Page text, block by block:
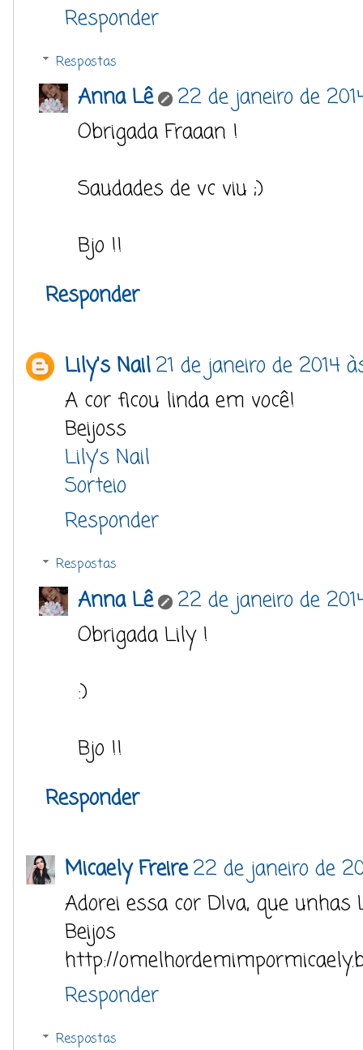
Responder
Respostas
Anna Lê
22 de janeiro de
Obrigada Fraaan !
Saudades de vc viu ;)
Bjo !!
Responder
Lily's Nail21 de janeiro de 2014
A cor ficou linda em você!
Beijoss
Lily’s Nail
Sorteio
Responder
Respostas
Anna Lê
22 de janeiro de
Obrigada Lily !
:)
Bjo !!
Responder
Micaely Freire22 de janeiro de
Adorei essa cor DIva, que unhas
Beijos
http://
Responder
Respostas